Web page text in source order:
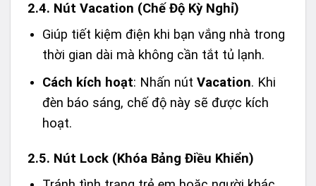
2.4. Nút Vacation (Chế Độ Kỳ Nghỉ)
Giúp tiết kiệm điện khi bạn vắng nhà trong
thời gian dài mà không cần tắt tủ lạnh.
Cách kích hoạt: Nhấn nút Vacation. Khi
đèn báo sáng, chế độ này sẽ được kích
hoạt.
2.5. Nút Lock (Khóa Bảng Điều Khiển)